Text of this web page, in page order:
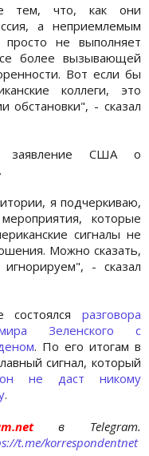
тем, что, как они
а неприемлемым
не выполняет
более вызывающей
Вот если бы
коллеги, это
обстановки", - сказал
заявление США о
я подчеркиваю,
которые
сигналы не
Можно сказать,
- сказал
разговора
Зеленского с
. По его итогам в
сигнал, который
не даст никому
.
в Telegram.
t.me/korrespondentnet